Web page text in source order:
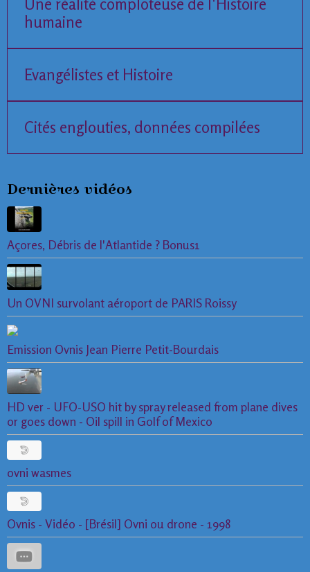
humaine
Evangélistes et Histoire
Cités englouties, données compilées
Dernières vidéos
Açores, Débris de l'Atlantide ? Bonus1
Un OVNI survolant aéroport de PARIS Roissy
Emission Ovnis Jean Pierre Petit-Bourdais
HD ver - UFO-USO hit by spray released from plane dives
or goes down - Oil spill in Golf of Mexico
ovni wasmes
Ovnis - Vidéo - [Brésil] Ovni ou drone - 1998